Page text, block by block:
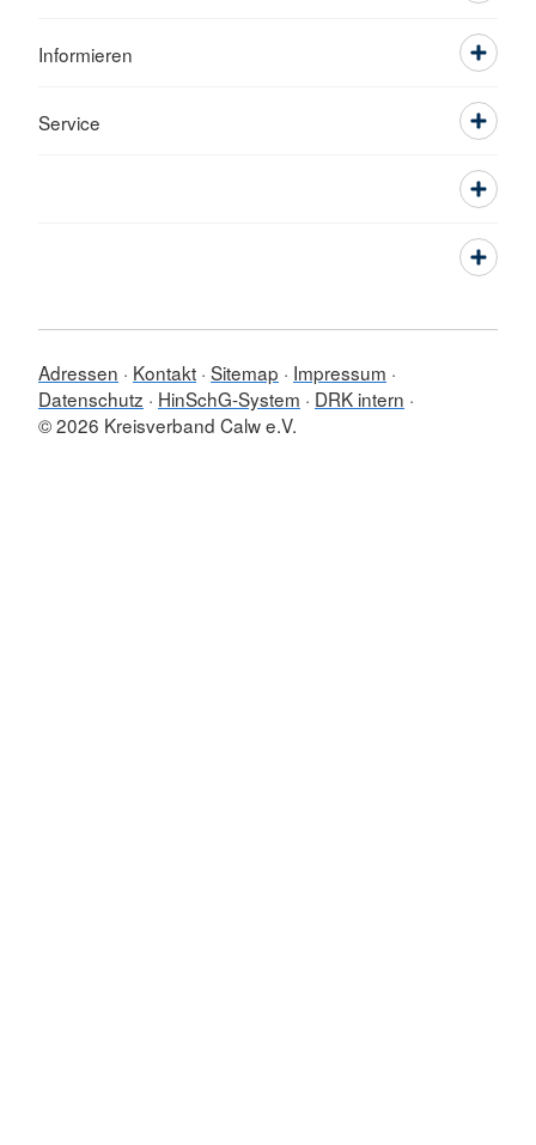
Informieren
Service
Adressen Kontakt Sitemap
Impressum
Datenschutz
HinSchG-System
DRK intern
© 2026 Kreisverband Calw e.V.